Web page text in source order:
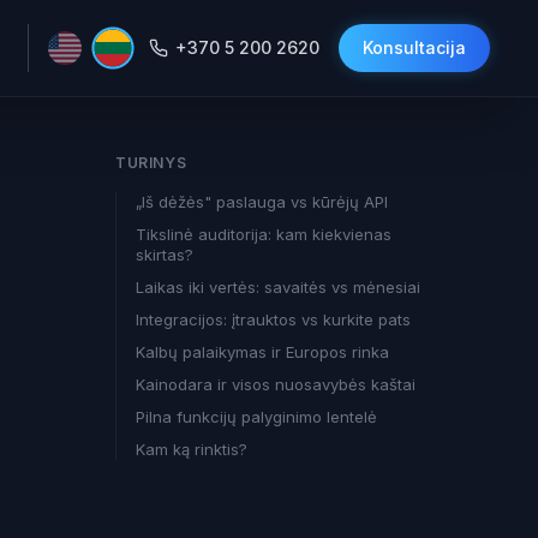
+370 5 200 2620 Konsultacija
TURINYS
„Iš dėžės" paslauga vs kūrėjų API
Tikslinė auditorija: kam kiekvienas
skirtas?
Laikas iki vertės: savaitės vs mėnesiai
Integracijos: įtrauktos vs kurkite pats
Kalbų palaikymas ir Europos rinka
Kainodara ir visos nuosavybės kaštai
Pilna funkcijų palyginimo lentelė
Kam ką rinktis?